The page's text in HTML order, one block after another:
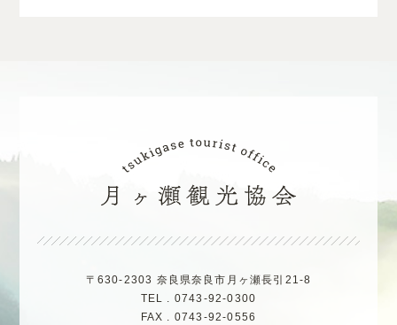
〒630-2303 奈良県奈良市月ヶ瀬長引21-8
TEL . 0743-92-0300
FAX . 0743-92-0556